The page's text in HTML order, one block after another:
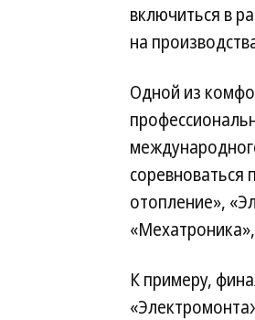
включиться в
на
Одной из
соревноваться
отопление»,
К примеру,